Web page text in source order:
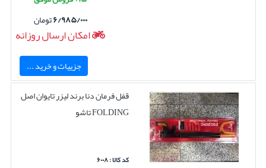
۶/۹۸۵/۰۰۰تومان
امکان ارسال روزانه
جزییات و خرید ...
قفل فرمان دنا برند لیزر تایوان اصل
FOLDING تاشو
کد کالا : ۶۰۰۸